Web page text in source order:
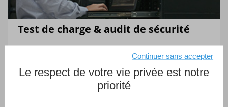
Test de charge & audit de sécurité
Vous développez votre application et augmentez les
clients connectés, félicitations ! L'équipe de
développement doit maintenant s'assurer que
l'application fonctionnera comme promis avec cette
Le respect de votre vie privée est notre
priorité
Continuer sans accepter